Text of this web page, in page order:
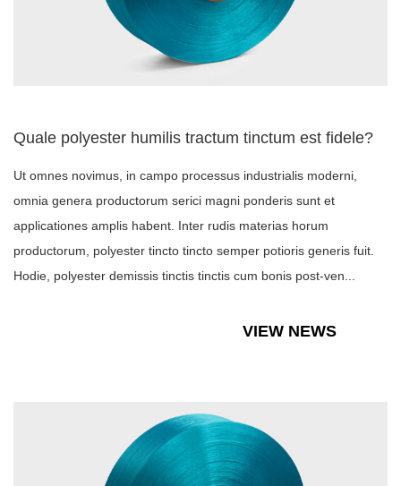
Quale polyester humilis tractum tinctum est fidele?
Ut omnes novimus, in campo processus industrialis moderni,
omnia genera productorum serici magni ponderis sunt et
applicationes amplis habent. Inter rudis materias horum
productorum, polyester tincto tincto semper potioris generis fuit.
Hodie, polyester demissis tinctis tinctis cum bonis post-ven...
VIEW NEWS